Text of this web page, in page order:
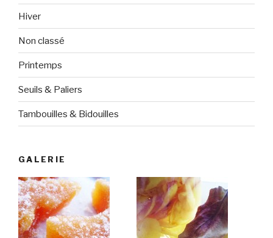
Hiver
Non classé
Printemps
Seuils & Paliers
Tambouilles & Bidouilles
GALERIE